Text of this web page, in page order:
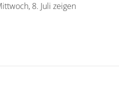
8. Juli zeigen
CinemaxX